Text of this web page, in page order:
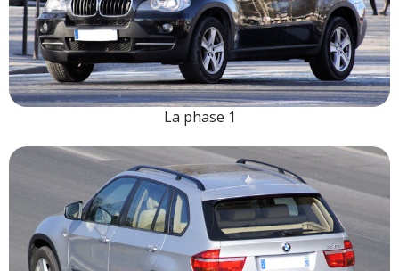
La phase 1